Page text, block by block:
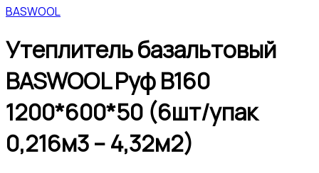
BASWOOL
Утеплитель базальтовый
BASWOOL Руф В160
1200*600*50 (6шт/упак
0,216м3 – 4,32м2)